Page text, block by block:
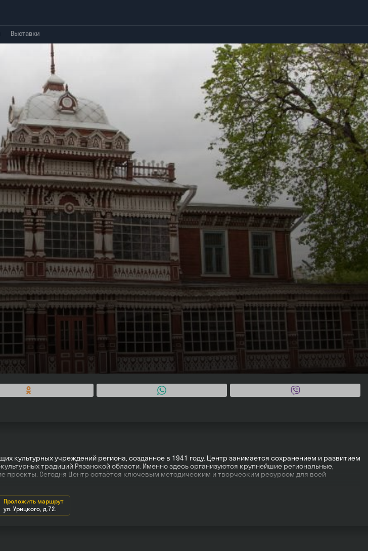
Выставки
культурных учреждений региона, созданное в 1941 году. Центр занимается сохранением и развитием
традиций Рязанской области. Именно здесь организуются крупнейшие региональные,
Сегодня Центр остаётся ключевым методическим и творческим ресурсом для всей
Проложить маршрут
ул. Урицкого, д.72.